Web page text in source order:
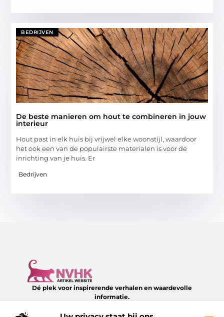
BEDRIJVEN
De beste manieren om hout te combineren in jouw
interieur
Hout past in elk huis bij vrijwel elke woonstijl, waardoor
het ook een van de populairste materialen is voor de
inrichting van je huis. Er
Bedrijven
Dé plek voor inspirerende verhalen en waardevolle
informatie.
dagelijks leven – van slimme tips tot verrassende inzichten,